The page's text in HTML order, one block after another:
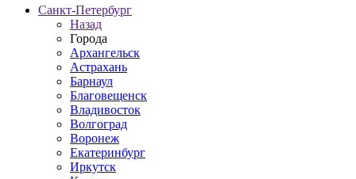
Санкт-Петербург
Назад
Города
Архангельск
Астрахань
Барнаул
Благовещенск
Владивосток
Волгоград
Воронеж
Екатеринбург
Иркутск